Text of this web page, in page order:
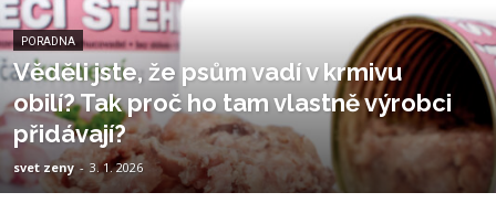
PORADNA
Věděli jste, že psům vadí v krmivu
obilí? Tak proč ho tam vlastně výrobci
přidávají?
svet zeny - 3. 1. 2026